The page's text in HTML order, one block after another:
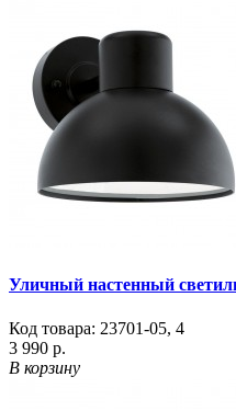
Уличный настенный
Код товара: 23701-05, 4
3 990 р.
В корзину